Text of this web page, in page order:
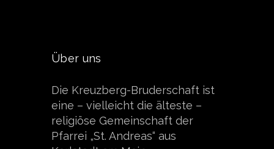
Über uns
Die Kreuzberg-Bruderschaft ist
eine – vielleicht die älteste –
religiöse Gemeinschaft der
Pfarrei „St. Andreas“ aus